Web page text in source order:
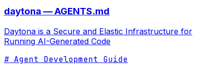
daytona — AGENTS.md
Daytona is a Secure and Elastic Infrastructure for
Running AI-Generated Code
# Agent Development Guide